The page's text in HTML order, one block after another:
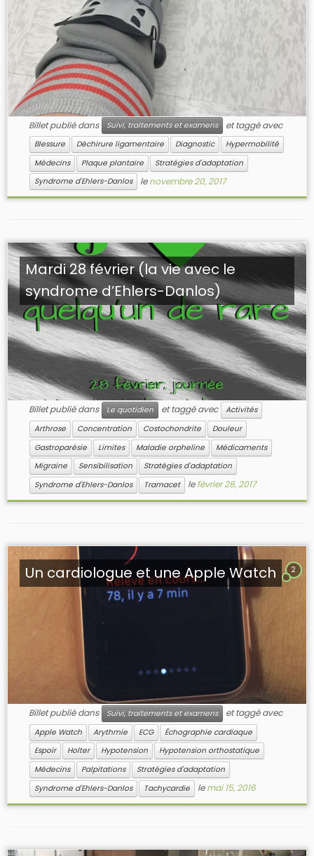
Billet publié dans Suivi, traitements et examens et taggé avec
Blessure Déchirure ligamentaire Diagnostic
Hypermobilité
Médecins
Plaque plantaire
Stratégies d'adaptation
Syndrome d'Ehlers-Danlos
lenovembre 20, 2017
Mardi 28 février (la vie avec le
syndrome d’Ehlers-Danlos)
Billet publié dans Le quotidien et taggé avec
Activités
Arthrose
Concentration Costochondrite
Douleur
Gastroparésie
Limites Maladie orpheline
Médicaments
Migraine
Sensibilisation
Stratégies d'adaptation
Syndrome d'Ehlers-Danlos
Tramacet lefévrier 28, 2017
2
Un cardiologue et une Apple Watch
Billet publié dans Suivi, traitements et examens et taggé avec
Apple Watch Arythmie ECG
Échographie cardiaque
Espoir
Holter Hypotension
Hypotension orthostatique
Médecins
Palpitations
Stratégies d'adaptation
Syndrome d'Ehlers-Danlos
Tachycardie lemai 15, 2016